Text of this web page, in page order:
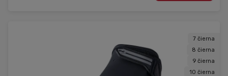
7 čierna
8 čierna
9 čierna
10 čierna